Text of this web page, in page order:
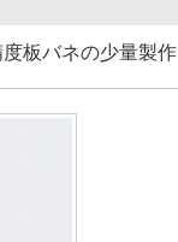
板バネの少量製作